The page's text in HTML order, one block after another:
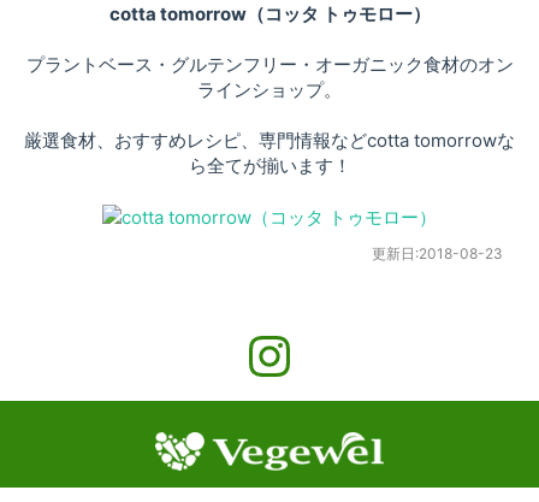
cotta tomorrow（コッタ トゥモロー）
プラントベース・グルテンフリー・オーガニック食材のオン
ラインショップ。
厳選食材、おすすめレシピ、専門情報などcotta tomorrowな
ら全てが揃います！
更新日:2018-08-23